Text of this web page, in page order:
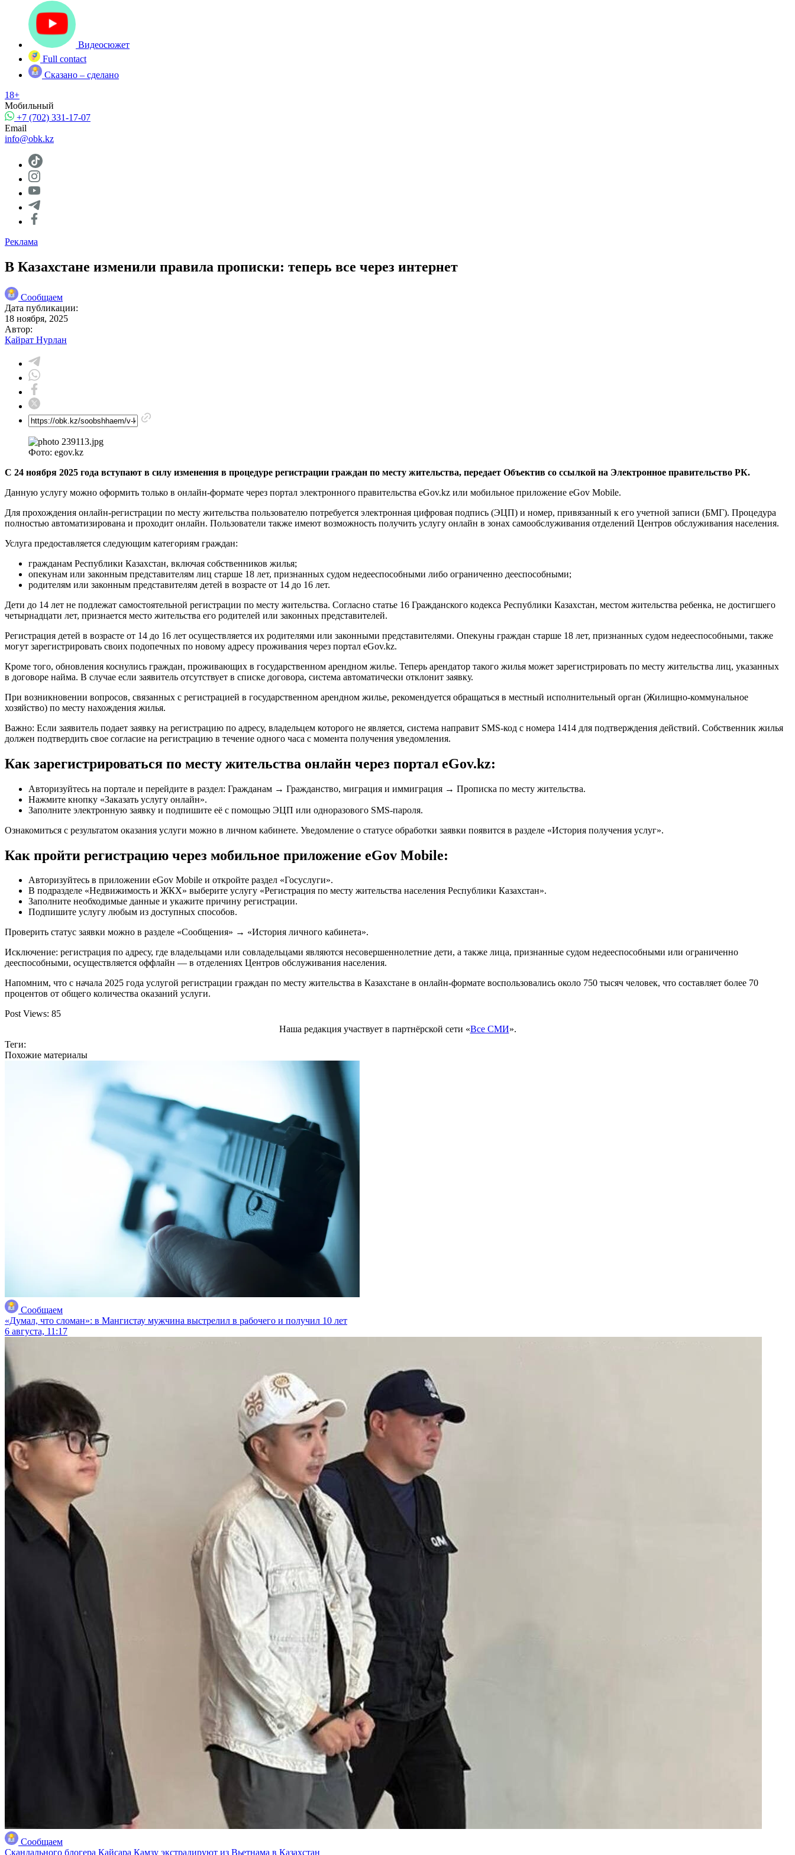
Видеосюжет
Full contact
Сказано – сделано
18+
Мобильный
+7 (702) 331-17-07
Email
info@obk.kz
Реклама
В Казахстане изменили правила прописки: теперь все через интернет
Сообщаем
Дата публикации:
18 ноября, 2025
Автор:
Қайрат Нурлан
Фото: egov.kz
С 24 ноября 2025 года вступают в силу изменения в процедуре регистрации граждан по месту жительства, передает Объектив со ссылкой на Электронное правительство РК.
Данную услугу можно оформить только в онлайн-формате через портал электронного правительства eGov.kz или мобильное приложение eGov Mobile.
Для прохождения онлайн-регистрации по месту жительства пользователю потребуется электронная цифровая подпись (ЭЦП) и номер, привязанный к его учетной записи (БМГ). Процедура
полностью автоматизирована и проходит онлайн. Пользователи также имеют возможность получить услугу онлайн в зонах самообслуживания отделений Центров обслуживания населения.
Услуга предоставляется следующим категориям граждан:
гражданам Республики Казахстан, включая собственников жилья;
опекунам или законным представителям лиц старше 18 лет, признанных судом недееспособными либо ограниченно дееспособными;
родителям или законным представителям детей в возрасте от 14 до 16 лет.
Дети до 14 лет не подлежат самостоятельной регистрации по месту жительства. Согласно статье 16 Гражданского кодекса Республики Казахстан, местом жительства ребенка, не достигшего
четырнадцати лет, признается место жительства его родителей или законных представителей.
Регистрация детей в возрасте от 14 до 16 лет осуществляется их родителями или законными представителями. Опекуны граждан старше 18 лет, признанных судом недееспособными, также
могут зарегистрировать своих подопечных по новому адресу проживания через портал eGov.kz.
Кроме того, обновления коснулись граждан, проживающих в государственном арендном жилье. Теперь арендатор такого жилья может зарегистрировать по месту жительства лиц, указанных
в договоре найма. В случае если заявитель отсутствует в списке договора, система автоматически отклонит заявку.
При возникновении вопросов, связанных с регистрацией в государственном арендном жилье, рекомендуется обращаться в местный исполнительный орган (Жилищно-коммунальное
хозяйство) по месту нахождения жилья.
Важно: Если заявитель подает заявку на регистрацию по адресу, владельцем которого не является, система направит SMS-код с номера 1414 для подтверждения действий. Собственник жилья
должен подтвердить свое согласие на регистрацию в течение одного часа с момента получения уведомления.
Как зарегистрироваться по месту жительства онлайн через портал eGov.kz:
Авторизуйтесь на портале и перейдите в раздел: Гражданам → Гражданство, миграция и иммиграция → Прописка по месту жительства.
Нажмите кнопку «Заказать услугу онлайн».
Заполните электронную заявку и подпишите её с помощью ЭЦП или одноразового SMS-пароля.
Ознакомиться с результатом оказания услуги можно в личном кабинете. Уведомление о статусе обработки заявки появится в разделе «История получения услуг».
Как пройти регистрацию через мобильное приложение eGov Mobile:
Авторизуйтесь в приложении eGov Mobile и откройте раздел «Госуслуги».
В подразделе «Недвижимость и ЖКХ» выберите услугу «Регистрация по месту жительства населения Республики Казахстан».
Заполните необходимые данные и укажите причину регистрации.
Подпишите услугу любым из доступных способов.
Проверить статус заявки можно в разделе «Сообщения» → «История личного кабинета».
Исключение: регистрация по адресу, где владельцами или совладельцами являются несовершеннолетние дети, а также лица, признанные судом недееспособными или ограниченно
дееспособными, осуществляется оффлайн — в отделениях Центров обслуживания населения.
Напомним, что с начала 2025 года услугой регистрации граждан по месту жительства в Казахстане в онлайн-формате воспользовались около 750 тысяч человек, что составляет более 70
процентов от общего количества оказаний услуги.
Post Views: 85
Наша редакция участвует в партнёрской сети «Все СМИ».
Теги:
Похожие материалы
Сообщаем
«Думал, что сломан»: в Мангистау мужчина выстрелил в рабочего и получил 10 лет
6 августа, 11:17
Сообщаем
Скандального блогера Кайсара Камзу экстрадируют из Вьетнама в Казахстан